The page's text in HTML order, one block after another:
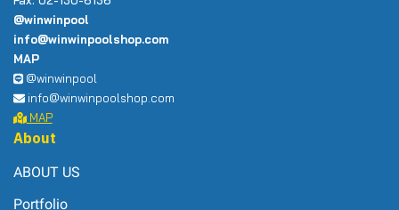
@winwinpool
info@winwinpoolshop.com
MAP
@winwinpool
info@winwinpoolshop.com
MAP
About
ABOUT US
Portfolio